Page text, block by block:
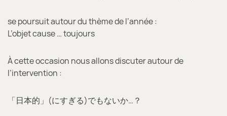
se poursuit autour du thème de l’année :
L’objet cause … toujours
À cette occasion nous allons discuter autour de
l’intervention :
「日本的」(にすぎる)でもないか…？